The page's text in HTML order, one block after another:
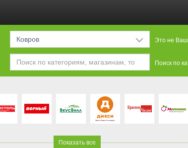
Ковров Это не Ваш
Поиск по
Показать все